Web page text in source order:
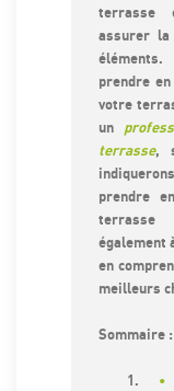
terrasse
assurer
prendre
votre
un
terrasse,
prendre
terrasse
également
en
meilleurs
Sommaire :